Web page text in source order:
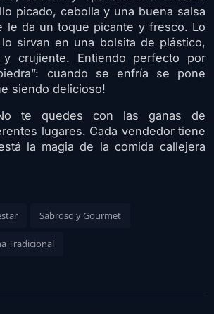
picado, cebolla y una buena salsa
le da un toque picante y fresco. Lo
sirvan en una bolsita de plástico,
y crujiente. Entiendo perfecto por
cuando se enfría se pone
siendo delicioso!
te quedes con las ganas de
lugares. Cada vendedor tiene
la magia de la comida callejera
Sabroso y Gourmet
Tradicional